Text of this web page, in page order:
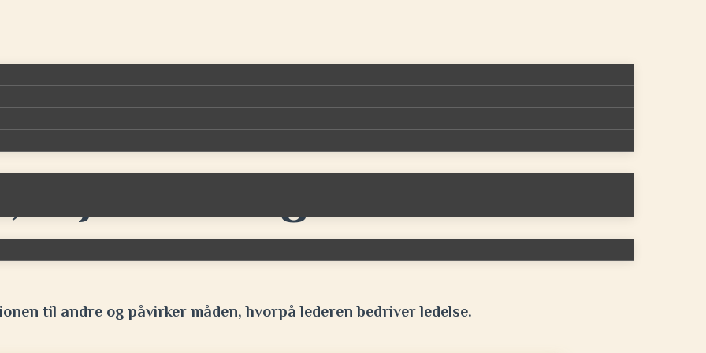
vejrtrækning &
til andre og påvirker måden, hvorpå lederen bedriver ledelse.